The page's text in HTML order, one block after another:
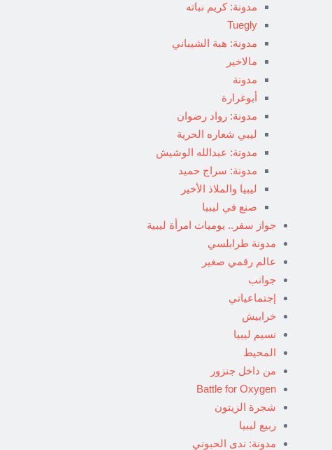
مدونة: كريم نباته
Tuegly
مدونة: هبة الشيباني
مالاخير
مدونة
أبوغرارة
مدونة: رواد رضوان
ليبي شعاره الحرية
مدونة: عبدالله الوشيش
مدونة: سراج حميد
ليبيا والملاذ الأخير
صنع في ليبيا
جواز سفر.. يوميات امرأة ليبية
مدونة طرابلسي
عالم رقمي صغير
جوانب
إجتماعياتي
خرابيش
نسيم ليبيا
المحيط
من داخل جنزور
Battle for Oxygen
شجرة الزيتون
ربيع ليبيا
مدونة: ندى الحبوني